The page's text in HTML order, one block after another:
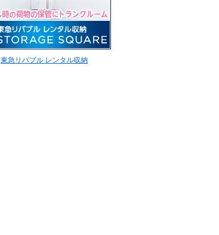
東急リバブル レンタル収納